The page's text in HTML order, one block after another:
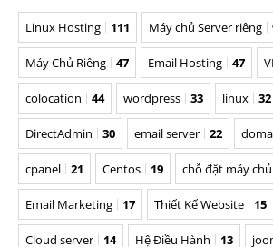
Linux Hosting 111 Máy chủ Server riêng
Máy Chủ Riêng 47 Email Hosting 47
colocation 44 wordpress 33 linux 32
DirectAdmin 30 email server 22
cpanel 21 Centos 19 chỗ đặt máy chủ
Email Marketing 17 Thiết Kế Website 15
Cloud server 14 Hệ Điều Hành 13